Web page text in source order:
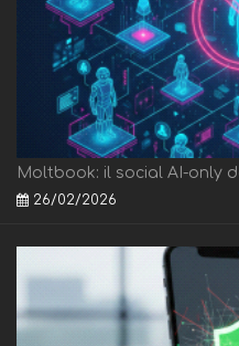
Moltbook: il social AI-only
26/02/2026